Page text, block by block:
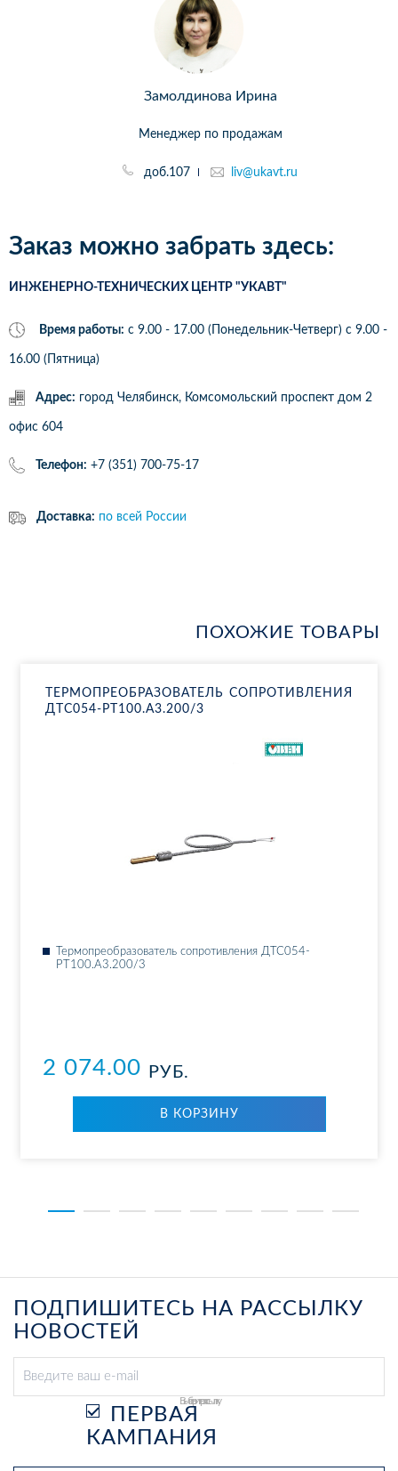
Замолдинова Ирина
Менеджер по продажам
доб.107 liv@ukavt.ru
Заказ можно забрать здесь:
ИНЖЕНЕРНО-ТЕХНИЧЕСКИХ ЦЕНТР "УКАВТ"
Время работы: с 9.00 - 17.00 (Понедельник-Четверг) c 9.00 -
16.00 (Пятница)
Адрес: город Челябинск, Комсомольский проспект дом 2
офис 604
Телефон: +7 (351) 700-75-17
Доставка: по всей России
ПОХОЖИЕ ТОВАРЫ
ТЕР­МО­ПРЕ­ОБ­РА­ЗО­ВА­ТЕЛЬ СО­ПРО­ТИВ­ЛЕ­НИЯ
ДТ­С054-РТ100.А3.200/3
Тер­мо­пре­об­ра­зо­ва­тель со­про­тив­ле­ния ДТ­С054-
РТ100.А3.200/3
2 074.00 РУБ.
В КОР­ЗИ­НУ
ПОДПИШИТЕСЬ НА РАССЫЛКУ
НОВОСТЕЙ
Выберите рассылку
ПЕРВАЯ
КАМПАНИЯ